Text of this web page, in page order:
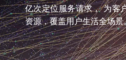
亿次定位服务请求， 为客
资源，覆盖用户生活全场景